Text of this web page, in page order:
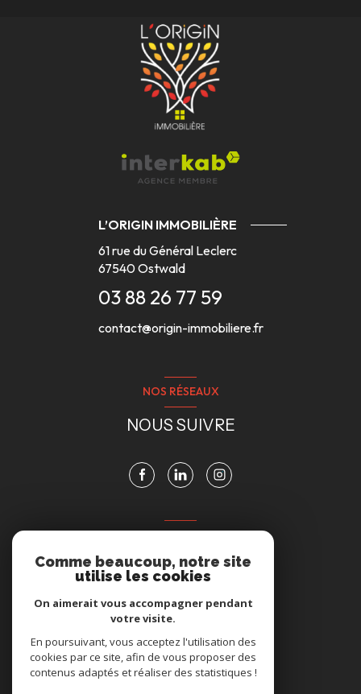
L’ORIGIN IMMOBILIÈRE
61 rue du Général Leclerc
67540Ostwald
03 88 26 77 59
contact@origin-immobiliere.fr
NOS RÉSEAUX
NOUS SUIVRE
VOTRE ESPACE
ESPACE PROPRIÉTAIRE
Se connecter
Comme beaucoup, notre site
utilise les cookies
On aimerait vous accompagner pendant
votre visite.
En poursuivant, vous acceptez l'utilisation des
cookies par ce site, afin de vous proposer des
contenus adaptés et réaliser des statistiques !